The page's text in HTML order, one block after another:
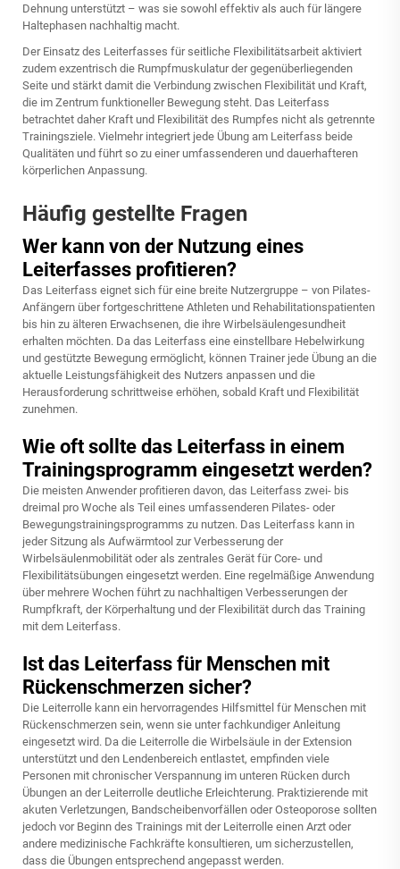
Dehnung unterstützt – was sie sowohl effektiv als auch für längere
Haltephasen nachhaltig macht.
Der Einsatz des Leiterfasses für seitliche Flexibilitätsarbeit aktiviert
zudem exzentrisch die Rumpfmuskulatur der gegenüberliegenden
Seite und stärkt damit die Verbindung zwischen Flexibilität und Kraft,
die im Zentrum funktioneller Bewegung steht. Das Leiterfass
betrachtet daher Kraft und Flexibilität des Rumpfes nicht als getrennte
Trainingsziele. Vielmehr integriert jede Übung am Leiterfass beide
Qualitäten und führt so zu einer umfassenderen und dauerhafteren
körperlichen Anpassung.
Häufig gestellte Fragen
Wer kann von der Nutzung eines
Leiterfasses profitieren?
Das Leiterfass eignet sich für eine breite Nutzergruppe – von Pilates-
Anfängern über fortgeschrittene Athleten und Rehabilitationspatienten
bis hin zu älteren Erwachsenen, die ihre Wirbelsäulengesundheit
erhalten möchten. Da das Leiterfass eine einstellbare Hebelwirkung
und gestützte Bewegung ermöglicht, können Trainer jede Übung an die
aktuelle Leistungsfähigkeit des Nutzers anpassen und die
Herausforderung schrittweise erhöhen, sobald Kraft und Flexibilität
zunehmen.
Wie oft sollte das Leiterfass in einem
Trainingsprogramm eingesetzt werden?
Die meisten Anwender profitieren davon, das Leiterfass zwei- bis
dreimal pro Woche als Teil eines umfassenderen Pilates- oder
Bewegungstrainingsprogramms zu nutzen. Das Leiterfass kann in
jeder Sitzung als Aufwärmtool zur Verbesserung der
Wirbelsäulenmobilität oder als zentrales Gerät für Core- und
Flexibilitätsübungen eingesetzt werden. Eine regelmäßige Anwendung
über mehrere Wochen führt zu nachhaltigen Verbesserungen der
Rumpfkraft, der Körperhaltung und der Flexibilität durch das Training
mit dem Leiterfass.
Ist das Leiterfass für Menschen mit
Rückenschmerzen sicher?
Die Leiterrolle kann ein hervorragendes Hilfsmittel für Menschen mit
Rückenschmerzen sein, wenn sie unter fachkundiger Anleitung
eingesetzt wird. Da die Leiterrolle die Wirbelsäule in der Extension
unterstützt und den Lendenbereich entlastet, empfinden viele
Personen mit chronischer Verspannung im unteren Rücken durch
Übungen an der Leiterrolle deutliche Erleichterung. Praktizierende mit
akuten Verletzungen, Bandscheibenvorfällen oder Osteoporose sollten
jedoch vor Beginn des Trainings mit der Leiterrolle einen Arzt oder
andere medizinische Fachkräfte konsultieren, um sicherzustellen,
dass die Übungen entsprechend angepasst werden.